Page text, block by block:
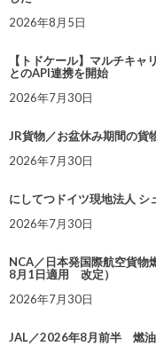
2026年8月5日
【トドケール】マルチキ
とのAPI連携を開始
2026年7月30日
JR貨物／お盆休み期間の貨
2026年7月30日
にしてつドイツ現地法人
2026年7月30日
NCA／日本発国際航空貨物
8月1日適用 改定）
2026年7月30日
JAL／2026年8月前半 燃油